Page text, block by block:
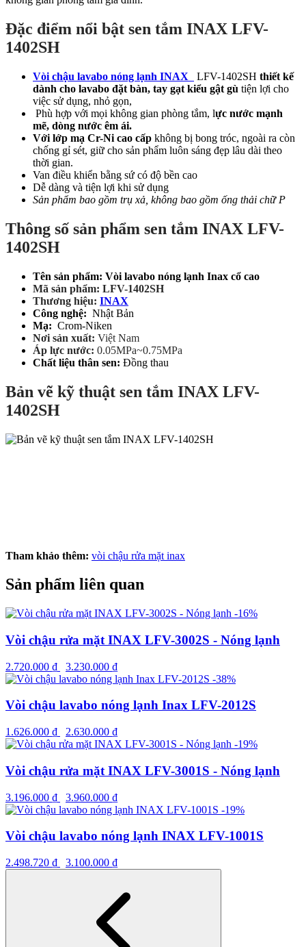
Đặc điểm nổi bật sen tắm INAX LFV-
1402SH
Vòi chậu lavabo nóng lạnh INAX LFV-1402SH thiết kế
dành cho lavabo đặt bàn, tay gạt kiểu gật gù tiện lợi cho
việc sử dụng, nhỏ gọn,
Phù hợp với mọi không gian phòng tắm, lực nước mạnh
mẽ, dòng nước êm ái.
Với lớp mạ Cr-Ni cao cấp không bị bong tróc, ngoài ra còn
chống gỉ sét, giữ cho sản phẩm luôn sáng đẹp lâu dài theo
thời gian.
Van điều khiển bằng sứ có độ bền cao
Dễ dàng và tiện lợi khi sử dụng
Sản phẩm bao gồm trụ xả, không bao gồm ống thải chữ P
Thông số sản phẩm sen tắm INAX LFV-
1402SH
Tên sản phẩm: Vòi lavabo nóng lạnh Inax cổ cao
Mã sản phẩm: LFV-1402SH
Thương hiệu: INAX
Công nghệ: Nhật Bản
Mạ: Crom-Niken
Nơi sản xuất: Việt Nam
Áp lực nước: 0.05MPa~0.75MPa
Chất liệu thân sen: Đồng thau
Bản vẽ kỹ thuật sen tắm INAX LFV-
1402SH
Tham khảo thêm: vòi chậu rửa mặt inax
Sản phẩm liên quan
-16%
Vòi chậu rửa mặt INAX LFV-3002S - Nóng lạnh
2.720.000 ₫ 3.230.000 ₫
-38%
Vòi chậu lavabo nóng lạnh Inax LFV-2012S
1.626.000 ₫ 2.630.000 ₫
-19%
Vòi chậu rửa mặt INAX LFV-3001S - Nóng lạnh
3.196.000 ₫ 3.960.000 ₫
-19%
Vòi chậu lavabo nóng lạnh INAX LFV-1001S
2.498.720 ₫ 3.100.000 ₫